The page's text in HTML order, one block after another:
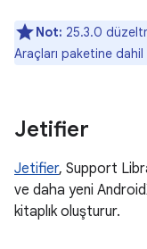
Not: 25.3.0
Araçları paketine
Jetifier
Jetifier, Support
ve daha yeni
kitaplık oluşturur.